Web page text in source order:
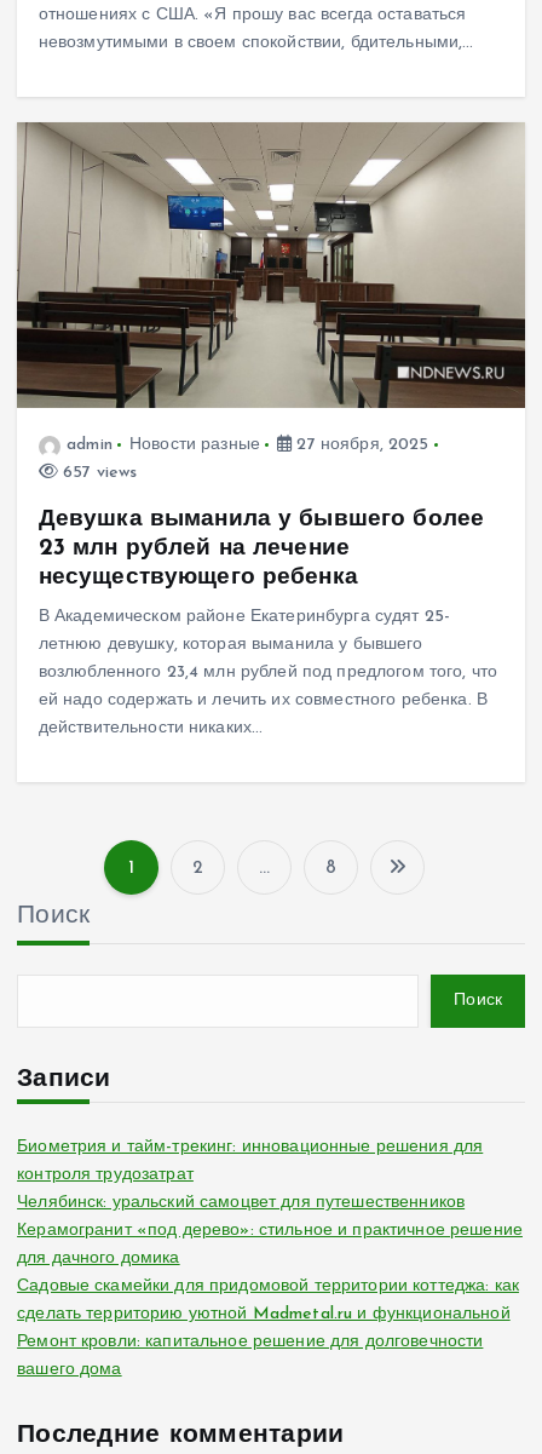
отношениях с США. «Я прошу вас всегда оставаться
невозмутимыми в своем спокойствии, бдительными,…
admin Новости разные
27 ноября, 2025
657 views
Девушка выманила у бывшего более
23 млн рублей на лечение
несуществующего ребенка
В Академическом районе Екатеринбурга судят 25-
летнюю девушку, которая выманила у бывшего
возлюбленного 23,4 млн рублей под предлогом того, что
ей надо содержать и лечить их совместного ребенка. В
действительности никаких…
н
а
ц
и
з
1 2 … 8
Поиск
Поиск
Записи
Биометрия и тайм-трекинг: инновационные решения для
контроля трудозатрат
Челябинск: уральский самоцвет для путешественников
Керамогранит «под дерево»: стильное и практичное решение
для дачного домика
Садовые скамейки для придомовой территории коттеджа: как
сделать территорию уютной Madmetal.ru и функциональной
Ремонт кровли: капитальное решение для долговечности
вашего дома
Последние комментарии